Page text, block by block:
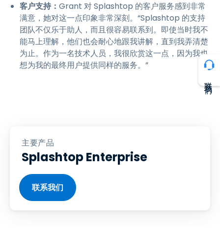
客户支持： Grant 对 Splashtop 的客户服务感到非常
满意，她对这一点印象非常深刻。“Splashtop 的支持
团队不仅乐于助人，而且很容易联系到。即使当时我不
能马上理解，他们也会耐心地跟我讲解，直到我弄清楚
为止。作为一名技术人员，我很欣赏这一点，因为我也
想为我的最终用户提供同样的服务。”
主要产品
Splashtop Enterprise
联系我们